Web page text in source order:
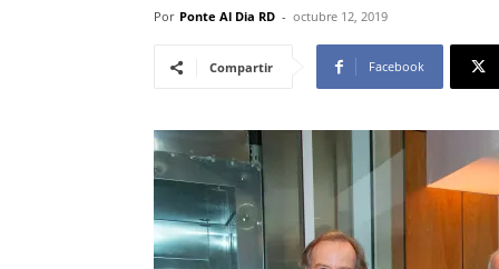
Por Ponte Al Dia RD - octubre 12, 2019
Compartir Facebook